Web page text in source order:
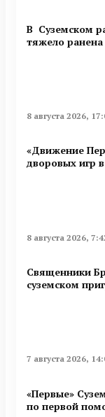
В Суземском
тяжело
8 августа 2026,
«Движение
дворовых игр
8 августа 2026,
Священники
суземском
7 августа 2026,
«Первые»
по первой